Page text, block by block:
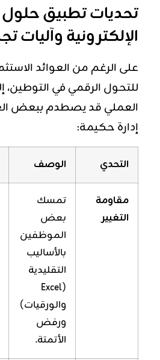
تحديات تطبيق
الإلكترونية وآليات
على الرغم من العوائد
للتحول الرقمي في التوطين،
العملي قد يصطدم ببعض
إدارة حكيمة:
التحدي الوصف
مقاومة
التغيير
تمسك
بعض
الموظفين
بالأساليب
التقليدية
(Excel
والورقيات)
ورفض
الأتمتة.